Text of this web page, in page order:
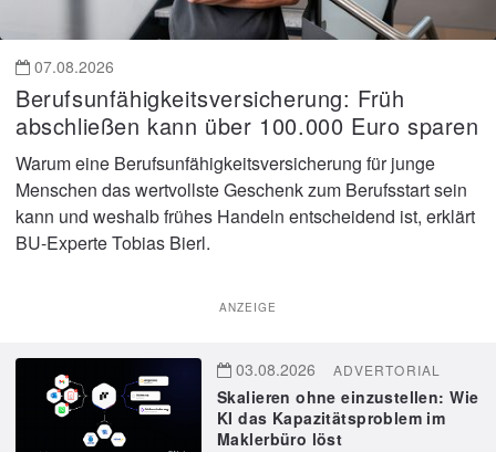
und
Vermittler
07.08.2026
Berufsunfähigkeitsversicherung: Früh
abschließen kann über 100.000 Euro sparen
Warum eine Berufsunfähigkeitsversicherung für junge
Menschen das wertvollste Geschenk zum Berufsstart sein
kann und weshalb frühes Handeln entscheidend ist, erklärt
BU-Experte Tobias Bierl.
ANZEIGE
03.08.2026 ADVERTORIAL
Skalieren ohne einzustellen: Wie
KI das Kapazitätsproblem im
Maklerbüro löst